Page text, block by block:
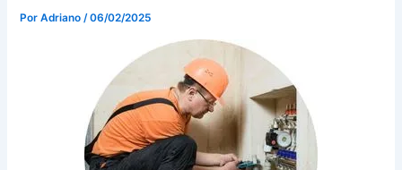
PorAdriano/06/02/2025